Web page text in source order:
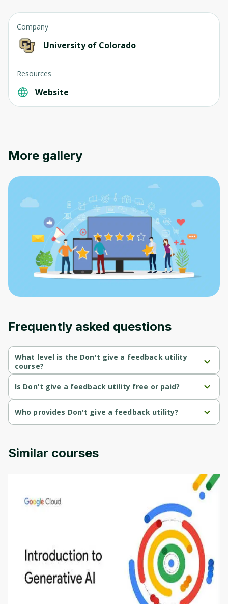
Company
University of Colorado
Resources
Website
More gallery
Frequently asked questions
What level is the Don't give a feedback utility
course?
Don't give a feedback utility is a Beginner-level course.
Is Don't give a feedback utility free or paid?
Don't give a feedback utility is a free course.
Who provides Don't give a feedback utility?
Don't give a feedback utility is provided by University of
Similar courses
Introduction to Generative AI - English
This is an introductory microlearning course that
Before leaving a review you need to create
an account. Don't worry, it only takes a
moment and gives you access to exclusive
content and updates. Ready to get started?
Cancel Sign up